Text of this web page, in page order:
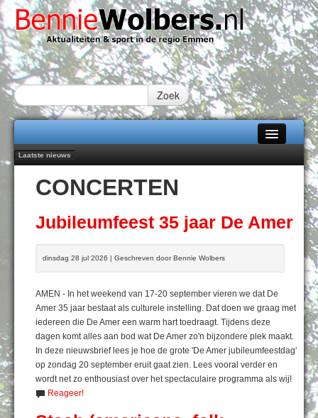
Zoek
Home
Alle categorieën
Over Bennie Wolbers
Adverteren
Contact / Tiplijn
Fotoboek
Laatste nieuws
nieuwe rugsponsor
Najaar '26 staat live!
Emmen wint op Open Dag overtuigend van Almere City
ZONDAG 09 AUG 2026
CONCERTEN
Jubileumfeest 35 jaar De Amer
dinsdag 28 jul 2026 | Geschreven door Bennie Wolbers
AMEN - In het weekend van 17-20 september vieren we dat De
Amer 35 jaar bestaat als culturele instelling. Dat doen we graag met
iedereen die De Amer een warm hart toedraagt. Tijdens deze
dagen komt alles aan bod wat De Amer zo'n bijzondere plek maakt.
In deze nieuwsbrief lees je hoe de grote 'De Amer jubileumfeestdag'
op zondag 20 september eruit gaat zien. Lees vooral verder en
wordt net zo enthousiast over het spectaculaire programma als wij!
Reageer!